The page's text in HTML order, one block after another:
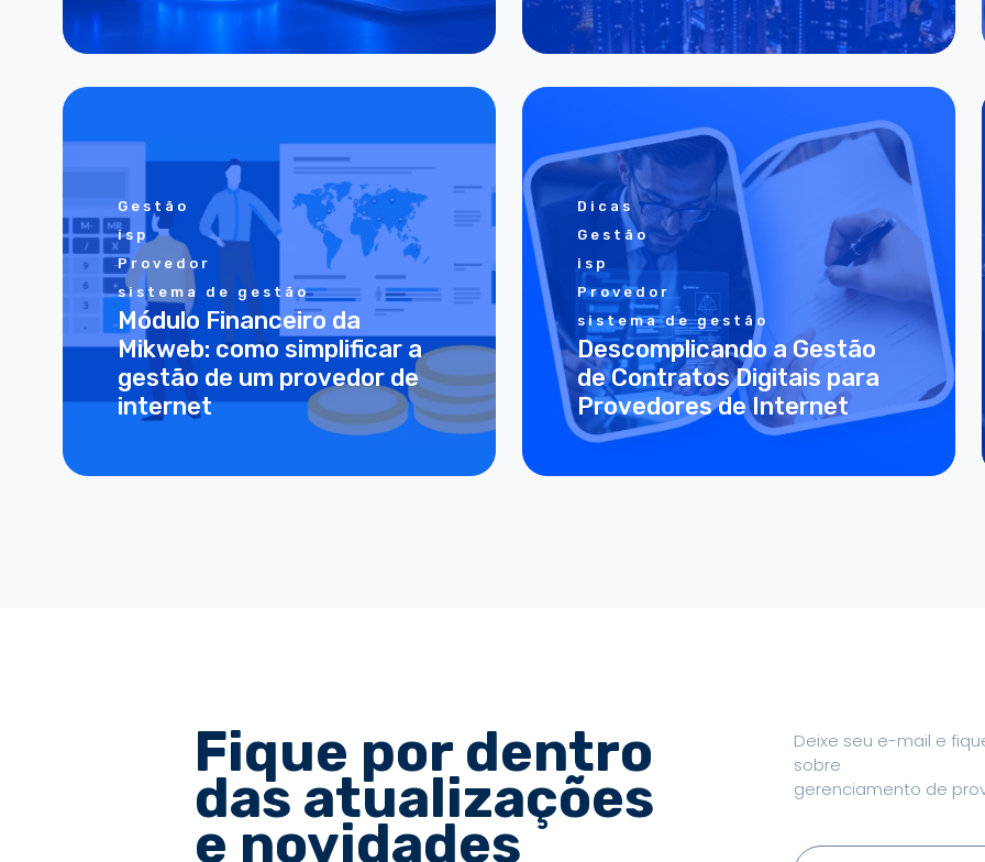
Gestão
isp
Provedor
sistema de gestão
Módulo Financeiro da
Mikweb: como simplificar a
gestão de um provedor de
internet
Dicas
Gestão
isp
Provedor
sistema de gestão
Descomplicando a Gestão
de Contratos Digitais para
Provedores de Internet
Fique por dentro
das atualizações
e novidades
Deixe seu e-mail e
sobre
gerenciamento de